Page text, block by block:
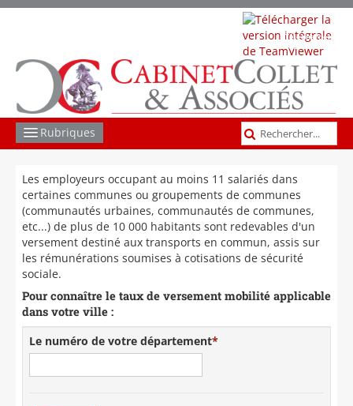
Télécharger
TeamViewer
Rubriques
COMPTABILITÉ GESTION
JURIDIQUE
FISCAL
LES AUTRES MISSIONS
Les employeurs occupant au moins 11 salariés dans
certaines communes ou groupements de communes
(communautés urbaines, communautés de communes,
etc...) de plus de 10 000 habitants sont redevables d'un
versement destiné aux transports en commun, assis sur
les rémunérations soumises à cotisations de sécurité
sociale.
Pour connaître le taux de versement mobilité applicable
dans votre ville :
Le numéro de votre département